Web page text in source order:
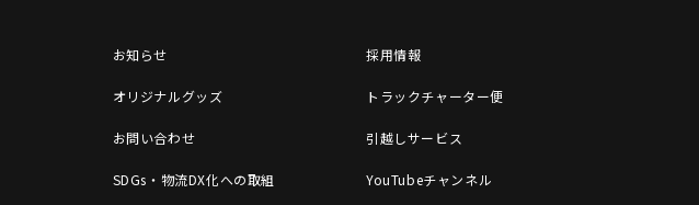
お知らせ
オリジナルグッズ
お問い合わせ
SDGs・物流DX化への取組
採用情報
トラックチャーター便
引越しサービス
YouTubeチャンネル